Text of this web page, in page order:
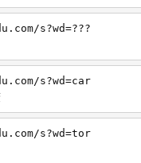
s?wd=???
s?wd=car
s?wd=tor